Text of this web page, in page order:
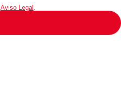
Aviso Legal .